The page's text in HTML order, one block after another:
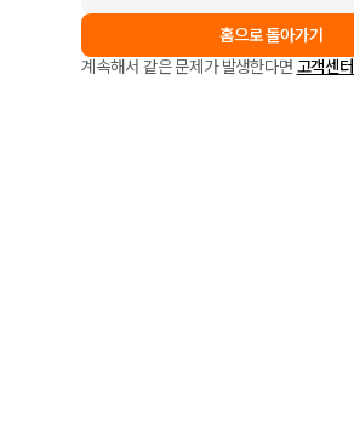
홈으로 돌아가기
계속해서 같은 문제가 발생한다면 고객센터